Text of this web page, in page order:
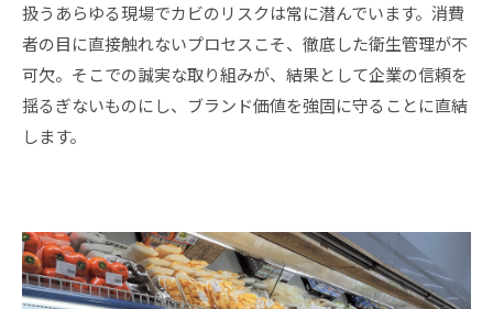
扱うあらゆる現場でカビのリスクは常に潜んでいます。消費
者の目に直接触れないプロセスこそ、徹底した衛生管理が不
可欠。そこでの誠実な取り組みが、結果として企業の信頼を
揺るぎないものにし、ブランド価値を強固に守ることに直結
します。